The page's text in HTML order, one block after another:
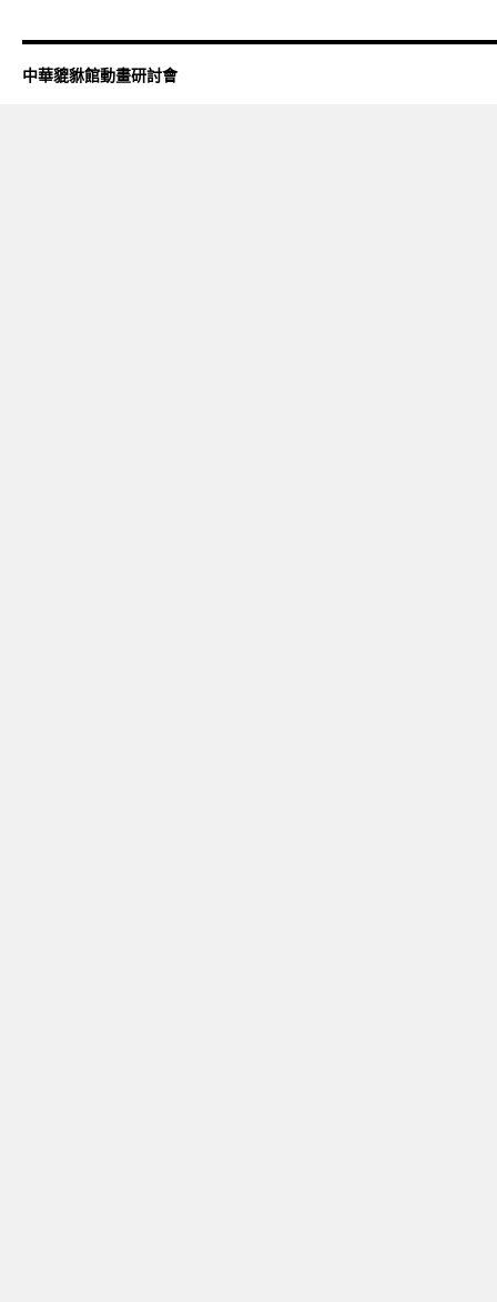
中華貔貅館動畫研討會